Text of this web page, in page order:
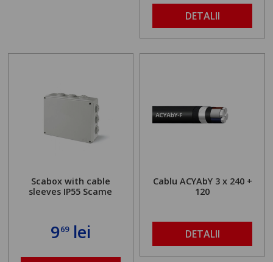
DETALII
Scabox with cable
sleeves IP55 Scame
969lei
Cablu ACYAbY 3 x 240 +
120
DETALII